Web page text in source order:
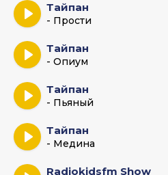
Тайпан
- Прости
Тайпан
- Опиум
Тайпан
- Пьяный
Тайпан
- Медина
Radiokidsfm Show